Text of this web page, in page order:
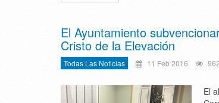
El Ayuntamiento
Cristo de la Elevación
Todas Las Noticias 11 Feb 2016
El